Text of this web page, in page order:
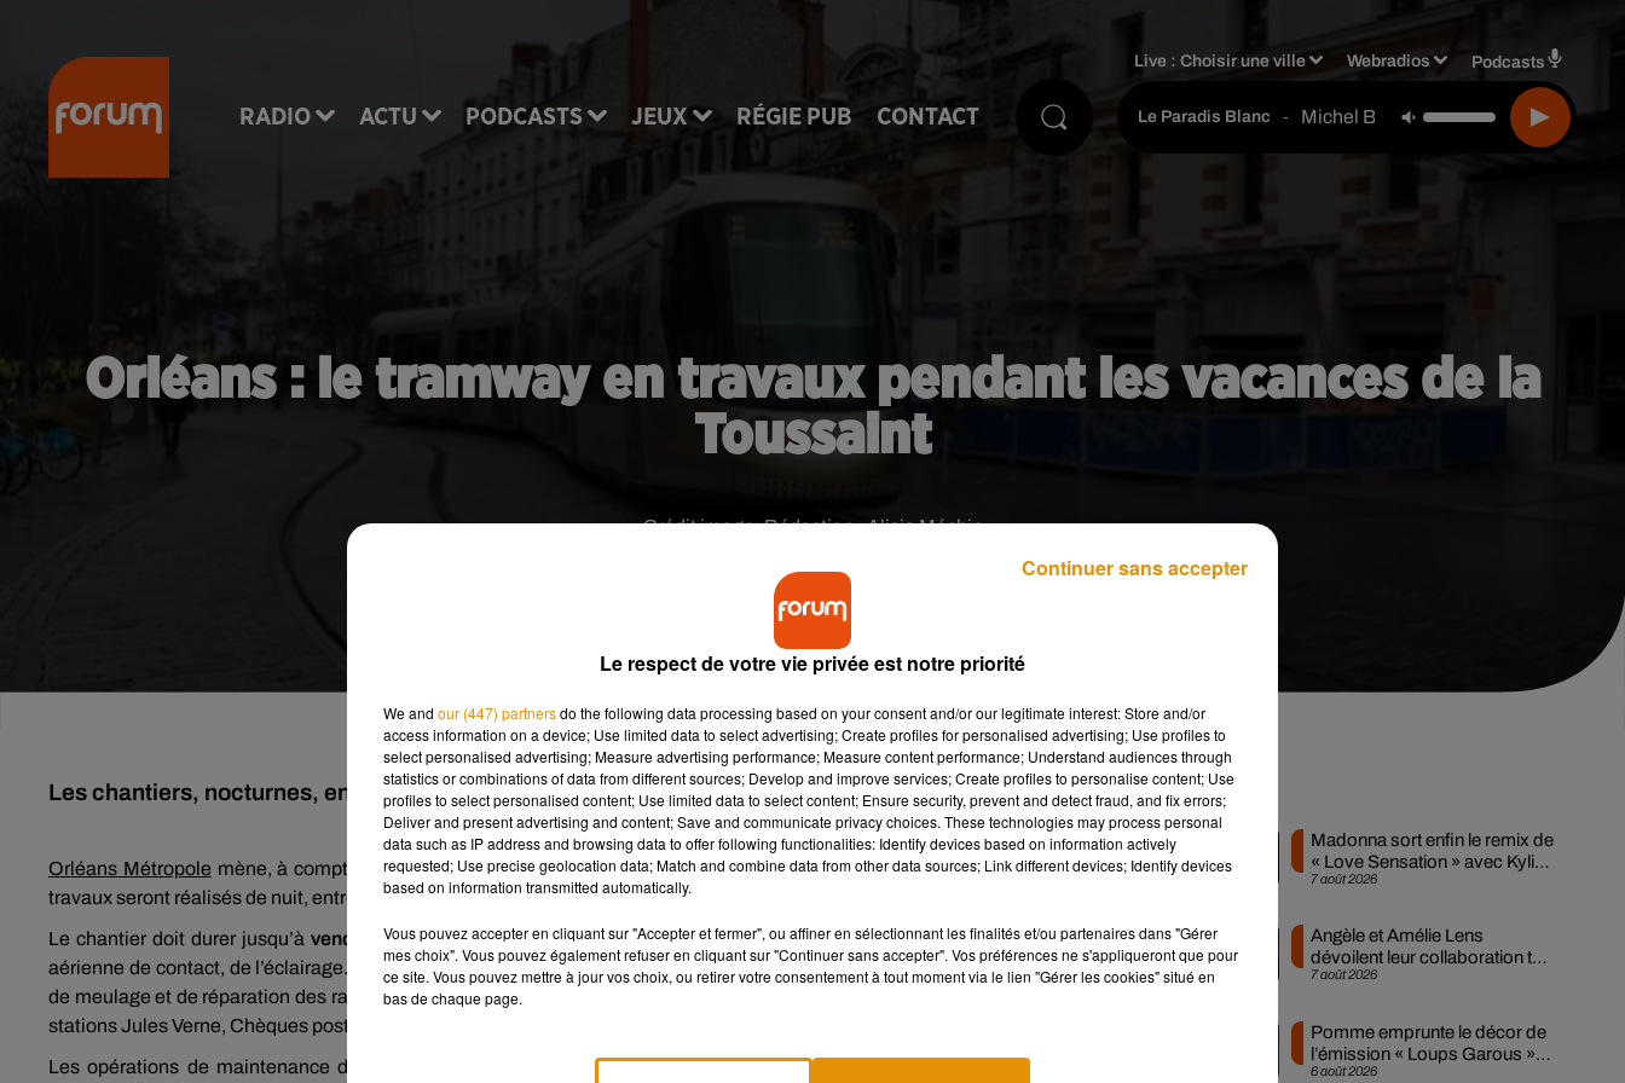
RADIO ACTU PODCASTS JEUX RÉGIE PUB CONTACT
Live :Choisir une ville Webradios Podcasts
Le Paradis Blanc - Michel Berger
Orléans : le tramway en travaux pendant les vacances de la
Toussaint
Crédit image:Rédaction - Alicia Méchin
Les chantiers, nocturnes, entraînent l'arrêt des deux lignes à partir de 21 heures.
Orléans Métropole mène, à compter de ce lundi 19 octobre, des travaux d’entretien sur les lignes A et B du tramway. Les
travaux seront réalisés de nuit, entre 21 heures et 4 heures du matin. Des bus de substitution seront mis en circulation.
Le chantier doit durer jusqu’à vendredi 23 octobresur la ligne A. Au programme notamment, la maintenance de la ligne
aérienne de contact, de l’éclairage. Entre les stations Libération et Tourelles-Dauphines, Indien et Château, des opérations
de meulage et de réparation des rails suite à l’usure due aux frottements, sont programmées. Ça sera le cas également aux
stations Jules Verne, Chèques postaux, Victor Hugo et place du Martroi.
Les opérations de maintenance de la
, sont prévues la semaine suivante, du
. Le trafic sera
Musique
7 août 2026
Madonna sort enfin le remix de
« Love Sensation » avec Kylie
Minogue
7 août 2026
Angèle et Amélie Lens
dévoilent leur collaboration tant
attendue
6 août 2026
Pomme emprunte le décor de
l’émission « Loups Garous »
pour son...
Le respect de votre vie privée est notre priorité
We and our (447) partnersdo the following data processing based on your consent and/or our legitimate interest: Store and/or
access information on a device; Use limited data to select advertising; Create profiles for personalised advertising; Use profiles to
select personalised advertising; Measure advertising performance; Measure content performance; Understand audiences through
statistics or combinations of data from different sources; Develop and improve services; Create profiles to personalise content; Use
profiles to select personalised content; Use limited data to select content; Ensure security, prevent and detect fraud, and fix errors;
Deliver and present advertising and content; Save and communicate privacy choices. These technologies may process personal
data such as IP address and browsing data to offer following functionalities: Identify devices based on information actively
requested; Use precise geolocation data; Match and combine data from other data sources; Link different devices; Identify devices
based on information transmitted automatically.
Vous pouvez accepter en cliquant sur "Accepter et fermer", ou affiner en sélectionnant les finalités et/ou partenaires dans "Gérer
mes choix". Vous pouvez également refuser en cliquant sur "Continuer sans accepter". Vos préférences ne s'appliqueront que pour
ce site. Vous pouvez mettre à jour vos choix, ou retirer votre consentement à tout moment via le lien "Gérer les cookies" situé en
bas de chaque page.
Continuer sans accepter